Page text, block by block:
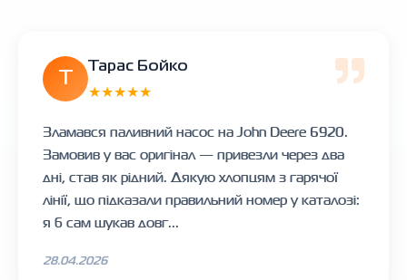
Тарас Бойко
★★★★★
Зламався паливний насос на John Deere 6920.
Замовив у вас оригінал — привезли через два
дні, став як рідний. Дякую хлопцям з гарячої
лінії, що підказали правильний номер у каталозі:
я б сам шукав довг...
28.04.2026